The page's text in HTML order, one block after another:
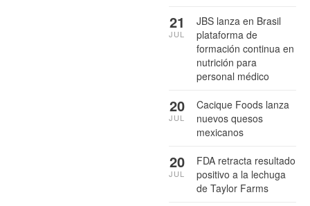
JBS lanza en Brasil
plataforma de
formación continua en
nutrición para
personal médico
21
JUL
Cacique Foods lanza
nuevos quesos
mexicanos
20
JUL
FDA retracta resultado
positivo a la lechuga
de Taylor Farms
20
JUL